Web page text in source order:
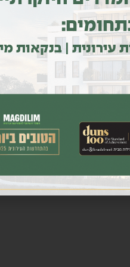
עירונית | בנקאות